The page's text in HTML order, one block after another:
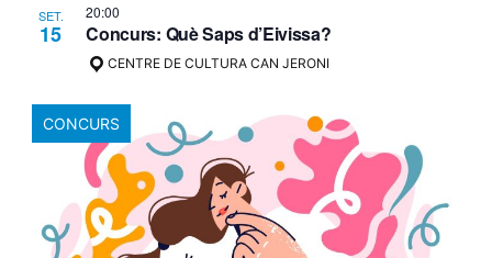
SET.
15
20:00
Concurs: Què Saps d’Eivissa?
CENTRE DE CULTURA CAN JERONI
CONCURS